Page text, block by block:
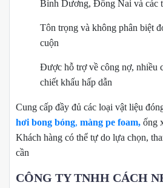
Bình Dương, Đồng Nai và các
Tôn trọng và không phân biệt
cuộn
Được hỗ trợ về công nợ, nhiều
chiết khấu hấp dẫn
Cung cấp đầy đủ các loại vật liệu
hơi bong bóng, màng pe foam, ống
Khách hàng có thể tự do lựa chọn,
cần
CÔNG TY TNHH CÁCH